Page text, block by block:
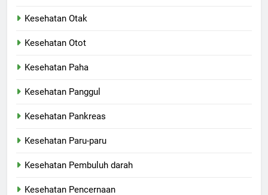
Kesehatan Otak
Kesehatan Otot
Kesehatan Paha
Kesehatan Panggul
Kesehatan Pankreas
Kesehatan Paru-paru
Kesehatan Pembuluh darah
Kesehatan Pencernaan